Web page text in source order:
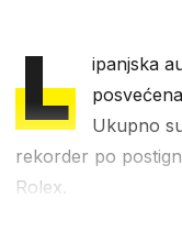
L
ipanjska
Ukupno
rekorder po
Rolex.